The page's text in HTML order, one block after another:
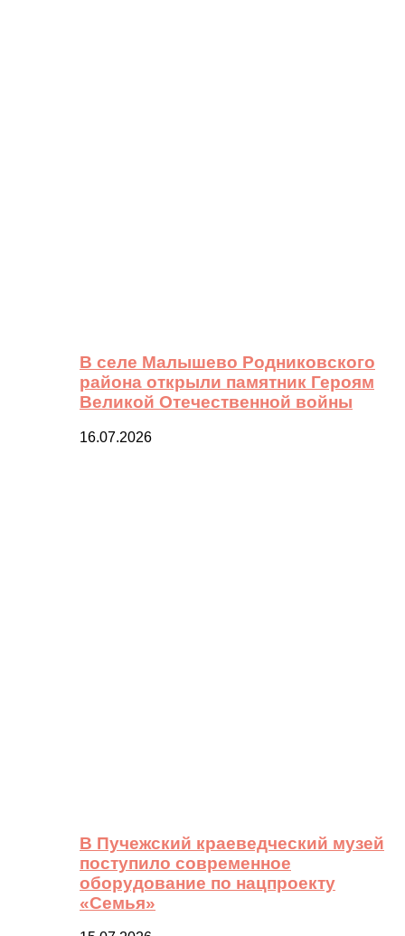
В селе Малышево Родниковского
района открыли памятник Героям
Великой Отечественной войны
16.07.2026
В Пучежский краеведческий музей
поступило современное
оборудование по нацпроекту
«Семья»